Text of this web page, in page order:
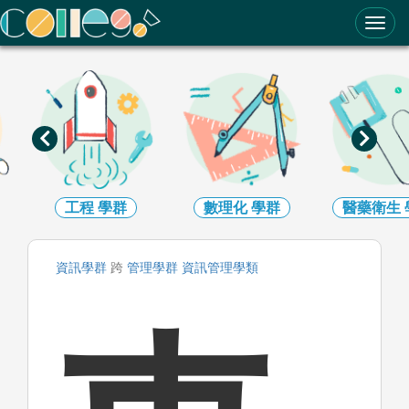
ColleGo! 大學選才與高中育才輔助系統
數理化學群 醫藥衛生學群 生命科學
資訊學群 跨 管理學群 資訊管理學類